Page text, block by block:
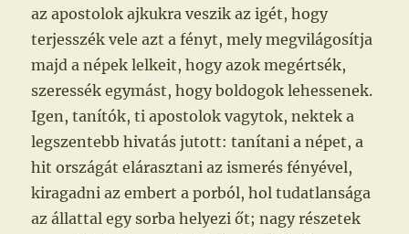
az apostolok ajkukra veszik az igét, hogy
terjesszék vele azt a fényt, mely megvilágosítja
majd a népek lelkeit, hogy azok megértsék,
szeressék egymást, hogy boldogok lehessenek.
Igen, tanítók, ti apostolok vagytok, nektek a
legszentebb hivatás jutott: tanítani a népet, a
hit országát elárasztani az ismerés fényével,
kiragadni az embert a porból, hol tudatlansága
az állattal egy sorba helyezi őt; nagy részetek